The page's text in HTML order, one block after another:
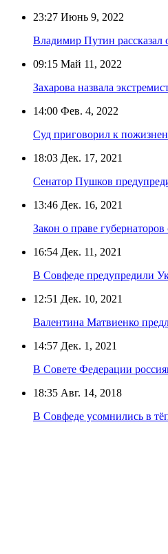
23:27 Июнь 9, 2022
Владимир Путин рассказал
09:15 Май 11, 2022
Захарова назвала
14:00 Фев. 4, 2022
Суд приговорил к
18:03 Дек. 17, 2021
Сенатор Пушков
13:46 Дек. 16, 2021
Закон о праве
16:54 Дек. 11, 2021
В Совфеде предупредили
12:51 Дек. 10, 2021
Валентина Матвиенко
14:57 Дек. 1, 2021
В Совете Федерации
18:35 Авг. 14, 2018
В Совфеде усомнились в